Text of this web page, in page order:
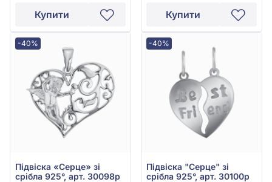
Купити Купити
-40%
Підвіска «Серце» зі
срібла 925°, арт. 30098р
-40%
Підвіска "Серце" зі
срібла 925°, арт. 30100р